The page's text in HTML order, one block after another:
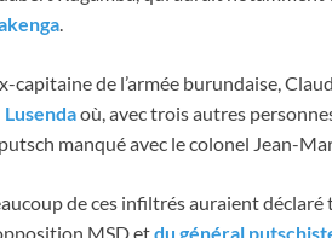
.
capitaine de l’armée burundaise,
Lusendaoù, avec trois autres
manqué avec le colonel Jean-
de ces infiltrés auraient déclaré
MSD etdu général